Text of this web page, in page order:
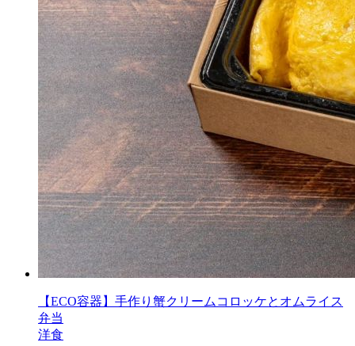
【ECO容器】手作り蟹クリームコロッケとオムライス
弁当
洋食